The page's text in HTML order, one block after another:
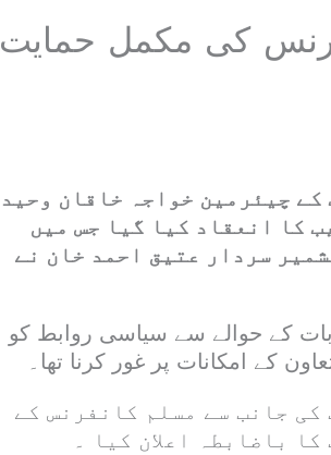
کی مکمل حمایت
چیئرمین خواجہ خاقان وحید
کا انعقاد کیا گیا جس میں
سردار عتیق احمد خان نے
کے حوالے سے سیاسی روابط کو
کے امکانات پر غور کرنا تھا۔
جانب سے مسلم کانفرنس کے
باضابطہ اعلان کیا ۔